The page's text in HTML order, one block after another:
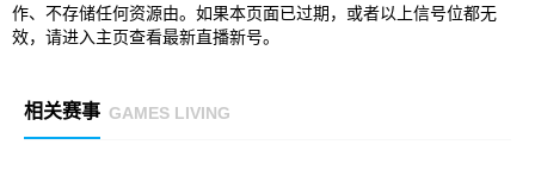
作、不存储任何资源由。如果本页面已过期，或者以上信号位都无
效，请进入主页查看最新直播新号。
相关赛事 GAMES LIVING